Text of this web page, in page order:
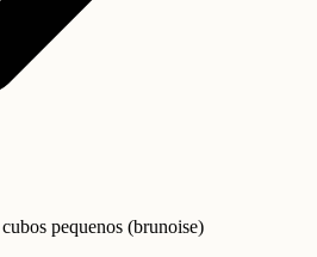
pequenos (brunoise)